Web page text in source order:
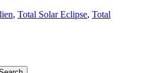
, Total Solar Eclipse, Total